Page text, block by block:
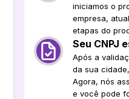
iniciamos o
empresa,
etapas do
Seu CNPJ
Após a
da sua
Agora, nós
e você pode